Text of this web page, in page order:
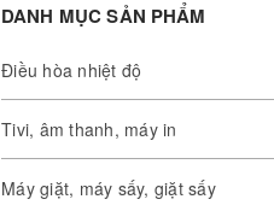
DANH MỤC SẢN PHẨM
Điều hòa nhiệt độ
Tivi, âm thanh, máy in
Máy giặt, máy sấy, giặt sấy